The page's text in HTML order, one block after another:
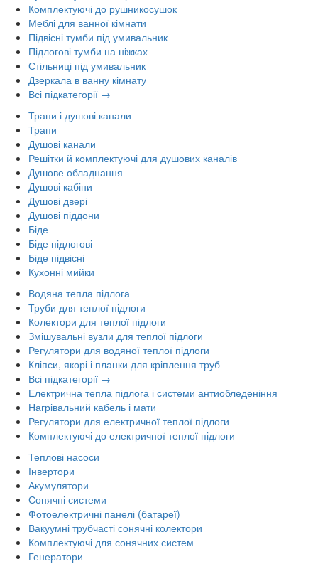
Комплектуючі до рушникосушок
Меблі для ванної кімнати
Підвісні тумби під умивальник
Підлогові тумби на ніжках
Стільниці під умивальник
Дзеркала в ванну кімнату
Всі підкатегорії →
Трапи і душові канали
Трапи
Душові канали
Решітки й комплектуючі для душових каналів
Душове обладнання
Душові кабіни
Душові двері
Душові піддони
Біде
Біде підлогові
Біде підвісні
Кухонні мийки
Водяна тепла підлога
Труби для теплої підлоги
Колектори для теплої підлоги
Змішувальні вузли для теплої підлоги
Регулятори для водяної теплої підлоги
Кліпси, якорі і планки для кріплення труб
Всі підкатегорії →
Електрична тепла підлога і системи антиобледеніння
Нагрівальний кабель і мати
Регулятори для електричної теплої підлоги
Комплектуючі до електричної теплої підлоги
Теплові насоси
Інвертори
Акумулятори
Сонячні системи
Фотоелектричні панелі (батареї)
Вакуумні трубчасті сонячні колектори
Комплектуючі для сонячних систем
Генератори